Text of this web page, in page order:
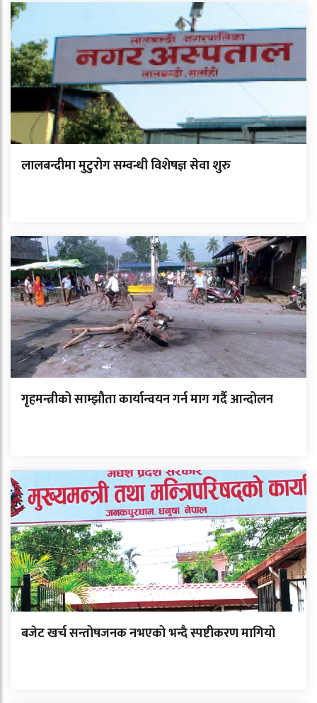
लालबन्दीमा मुटुरोग सम्वन्धी विशेषज्ञ सेवा शुरु
गृहमन्त्रीको साम्झौता कार्यान्वयन गर्न माग गर्दै आन्दोलन
बजेट खर्च सन्तोषजनक नभएको भन्दै स्पष्टीकरण मागियो